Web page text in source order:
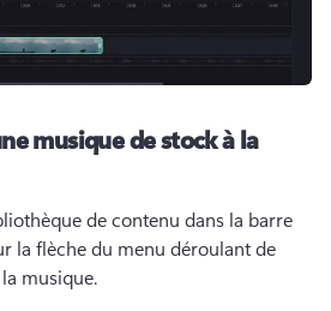
musique de stock à la
de contenu dans la barre
la flèche du menu déroulant de
musique.